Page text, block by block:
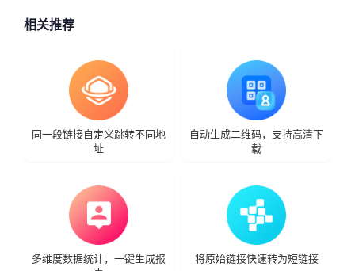
相关推荐
同一段链接自定义跳转不同地
址
自动生成二维码，支持高清下
载
多维度数据统计，一键生成报
将原始链接快速转为短链接